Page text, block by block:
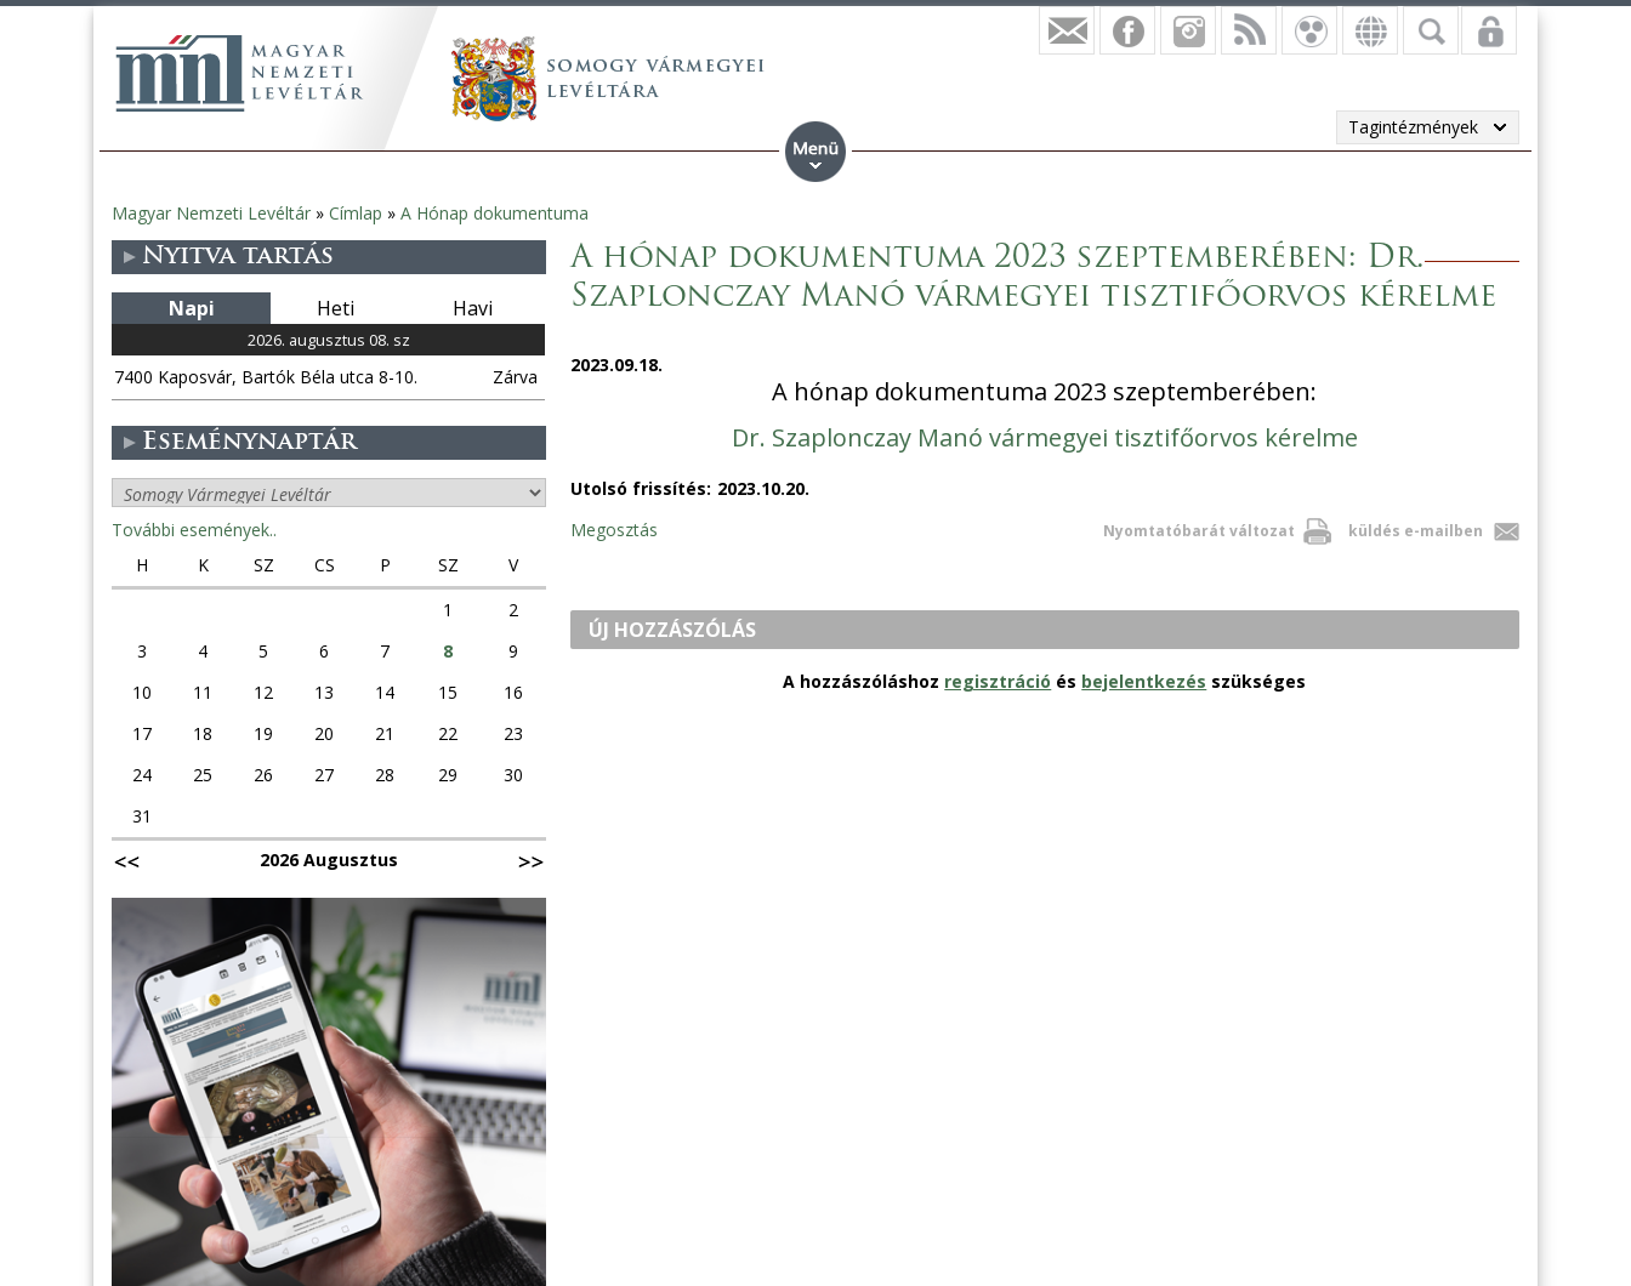
Tagintézmények
Jelenlegi
hely
Magyar Nemzeti Levéltár » Címlap » A Hónap dokumentuma
A hónap dokumentuma 2023 szeptemberében: Dr.
Szaplonczay Manó vármegyei tisztifőorvos kérelme
2023.09.18.
A hónap dokumentuma 2023 szeptemberében:
Dr. Szaplonczay Manó vármegyei tisztifőorvos kérelme
Utolsó frissítés: 2023.10.20.
Nyomtatóbarát változat küldés e-mailben
Megosztás
ÚJ HOZZÁSZÓLÁS
A hozzászóláshoz regisztráció és bejelentkezés szükséges
Nyitva tartás
Napi Heti Havi
2026. augusztus 08. sz
7400 Kaposvár, Bartók Béla utca 8-10. Zárva
Eseménynaptár
További események..
H
K SZ CS P SZ
V
1
2
3
4 5 6 7 8
9
10
11 12 13 14 15
16
17
18 19 20 21 22
23
24
25 26 27 28 29
30
31
2026 Augusztus